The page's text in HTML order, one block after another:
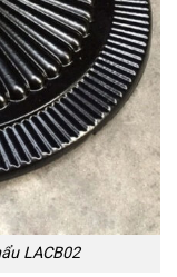
LACB02